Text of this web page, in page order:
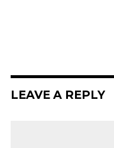
LEAVE A REPLY